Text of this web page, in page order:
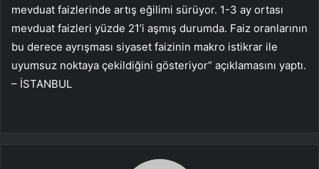
mevduat faizlerinde artış eğilimi sürüyor. 1-3 ay ortası
mevduat faizleri yüzde 21’i aşmış durumda. Faiz oranlarının
bu derece ayrışması siyaset faizinin makro istikrar ile
uyumsuz noktaya çekildiğini gösteriyor” açıklamasını yaptı.
– İSTANBUL